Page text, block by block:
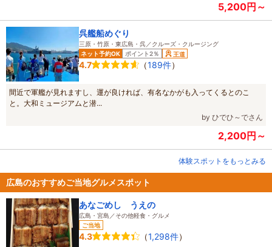
5,200円～
呉艦船めぐり
三原・竹原・東広島・呉／クルーズ・クルージング
ネット予約OK
ポイント2％ 王道
4.7 （189件）
間近で軍艦が見れますし、運が良ければ、有名なかがも入ってくるとのこ
と。大和ミュージアムと潜...
by ひでひ～でさん
2,200円～
体験スポットをもっとみる
広島のおすすめご当地グルメスポット
あなごめし うえの
広島・宮島／その他軽食・グルメ
ご当地
4.3 （1,298件）